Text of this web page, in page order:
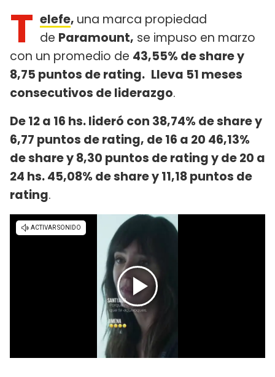
T elefe, una marca propiedad
de Paramount, se impuso en marzo
con un promedio de 43,55% de share y
8,75 puntos de rating. Lleva 51 meses
consecutivos de liderazgo.
De 12 a 16 hs. lideró con 38,74% de share y
6,77 puntos de rating, de 16 a 20 46,13%
de share y 8,30 puntos de rating y de 20 a
24 hs. 45,08% de share y 11,18 puntos de
rating.